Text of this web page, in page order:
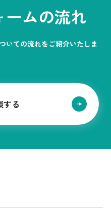
ィ
採用情報
ームの流れ
いての流れをご紹介いたしま
する